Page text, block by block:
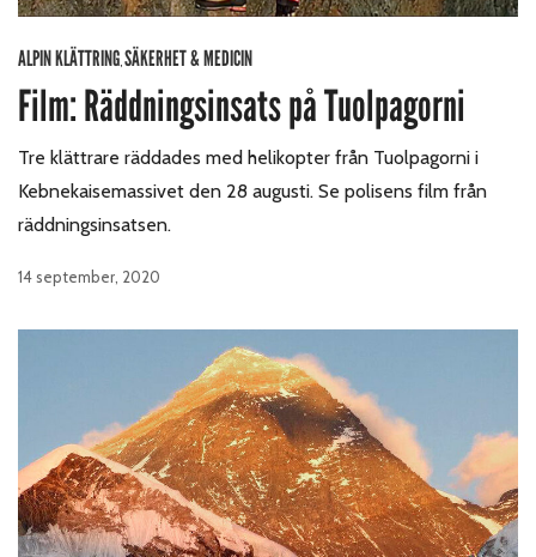
ALPIN KLÄTTRING,SÄKERHET & MEDICIN
Film: Räddningsinsats på Tuolpagorni
Tre klättrare räddades med helikopter från Tuolpagorni i
Kebnekaisemassivet den 28 augusti. Se polisens film från
räddningsinsatsen.
14 september, 2020